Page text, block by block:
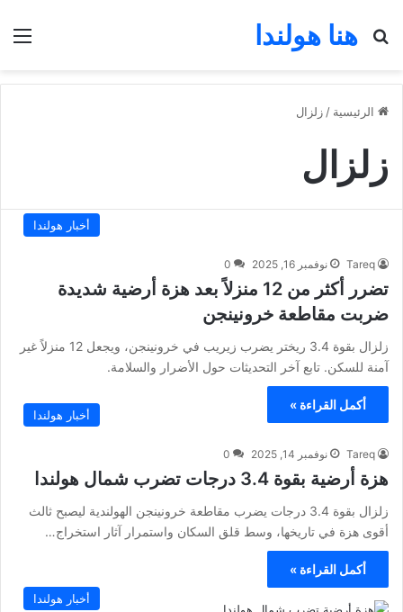
هنا هولندا
بحث عن
الرئيسية / زلزال
زلزال
أخبار هولندا
Tareq نوفمبر 16, 2025 0
تضرر أكثر من 12 منزلاً بعد هزة أرضية شديدة
ضربت مقاطعة خرونينجن
زلزال بقوة 3.4 ريختر يضرب زيريب في خرونينجن، ويجعل 12 منزلاً غير
آمنة للسكن. تابع آخر التحديثات حول الأضرار والسلامة.
أكمل القراءة »
أخبار هولندا
Tareq نوفمبر 14, 2025 0
هزة أرضية بقوة 3.4 درجات تضرب شمال هولندا
زلزال بقوة 3.4 درجات يضرب مقاطعة خرونينجن الهولندية ليصبح ثالث
أقوى هزة في تاريخها، وسط قلق السكان واستمرار آثار استخراج…
أكمل القراءة »
أخبار هولندا